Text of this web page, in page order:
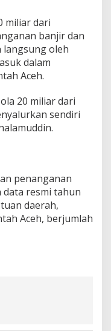
miliar dari
banjir dan
langsung oleh
dalam
Aceh.
20 miliar dari
sendiri
penanganan
data resmi tahun
daerah,
Aceh, berjumlah